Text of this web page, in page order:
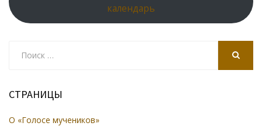
календарь
СТРАНИЦЫ
О «Голосе мучеников»